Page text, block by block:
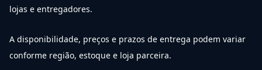
lojas e entregadores.
A disponibilidade, preços e prazos de entrega podem variar
conforme região, estoque e loja parceira.